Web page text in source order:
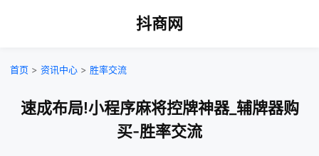
抖商网
首页 > 资讯中心 > 胜率交流
速成布局!小程序麻将控牌神器_辅牌器购
买-胜率交流